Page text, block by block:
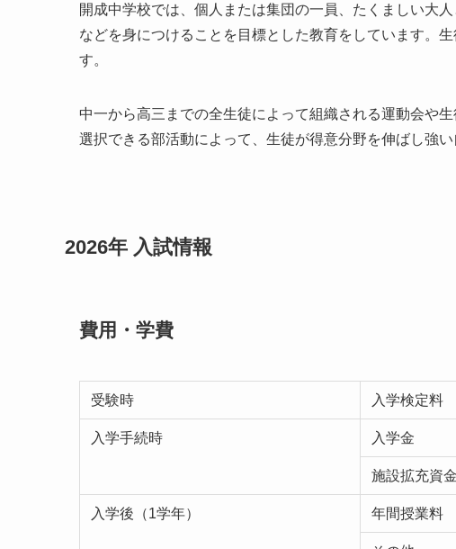
開成中学校では、個人または集団の一員、たくましい大
などを身につけることを目標とした教育をしています。
す。
中一から高三までの全生徒によって組織される運動会や
選択できる部活動によって、生徒が得意分野を伸ばし強
2026年 入試情報
費用・学費
受験時 入学検定料
入学手続時 入学金
施設拡充資金
入学後（1学年） 年間授業料